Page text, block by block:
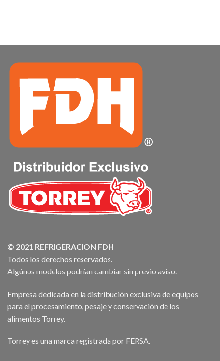
© 2021 REFRIGERACION FDH
Todos los derechos reservados.
Algúnos modelos podrían cambiar sin previo aviso.
Empresa dedicada en la distribución exclusiva de equipos
para el procesamiento, pesaje y conservación de los
alimentos Torrey.
Torrey es una marca registrada por FERSA.